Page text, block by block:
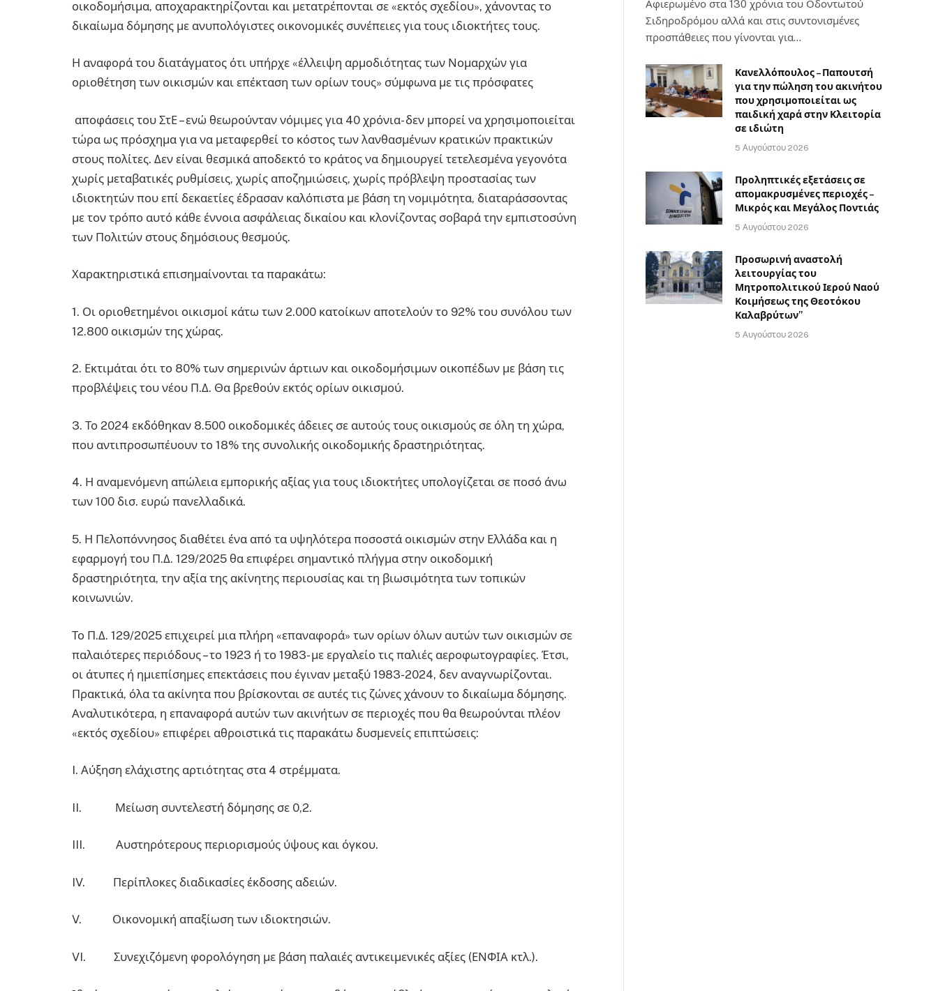
οικοδομήσιμα, αποχαρακτηρίζονται και μετατρέπονται σε «εκτός σχεδίου», χάνοντας το
δικαίωμα δόμησης με ανυπολόγιστες οικονομικές συνέπειες για τους ιδιοκτήτες τους.
Η αναφορά του διατάγματος ότι υπήρχε «έλλειψη αρμοδιότητας των Νομαρχών για
οριοθέτηση των οικισμών και επέκταση των ορίων τους» σύμφωνα με τις πρόσφατες
αποφάσεις του ΣτΕ – ενώ θεωρούνταν νόμιμες για 40 χρόνια- δεν μπορεί να χρησιμοποιείται
τώρα ως πρόσχημα για να μεταφερθεί το κόστος των λανθασμένων κρατικών πρακτικών
στους πολίτες. Δεν είναι θεσμικά αποδεκτό το κράτος να δημιουργεί τετελεσμένα γεγονότα
χωρίς μεταβατικές ρυθμίσεις, χωρίς αποζημιώσεις, χωρίς πρόβλεψη προστασίας των
ιδιοκτητών που επί δεκαετίες έδρασαν καλόπιστα με βάση τη νομιμότητα, διαταράσσοντας
με τον τρόπο αυτό κάθε έννοια ασφάλειας δικαίου και κλονίζοντας σοβαρά την εμπιστοσύνη
των Πολιτών στους δημόσιους θεσμούς.
Χαρακτηριστικά επισημαίνονται τα παρακάτω:
1. Οι οριοθετημένοι οικισμοί κάτω των 2.000 κατοίκων αποτελούν το 92% του συνόλου των
12.800 οικισμών της χώρας.
2. Εκτιμάται ότι το 80% των σημερινών άρτιων και οικοδομήσιμων οικοπέδων με βάση τις
προβλέψεις του νέου Π.Δ. Θα βρεθούν εκτός ορίων οικισμού.
3. Το 2024 εκδόθηκαν 8.500 οικοδομικές άδειες σε αυτούς τους οικισμούς σε όλη τη χώρα,
που αντιπροσωπέυουν το 18% της συνολικής οικοδομικής δραστηριότητας.
4. Η αναμενόμενη απώλεια εμπορικής αξίας για τους ιδιοκτήτες υπολογίζεται σε ποσό άνω
των 100 δισ. ευρώ πανελλαδικά.
5. Η Πελοπόννησος διαθέτει ένα από τα υψηλότερα ποσοστά οικισμών στην Ελλάδα και η
εφαρμογή του Π.Δ. 129/2025 θα επιφέρει σημαντικό πλήγμα στην οικοδομική
δραστηριότητα, την αξία της ακίνητης περιουσίας και τη βιωσιμότητα των τοπικών
κοινωνιών.
Το Π.Δ. 129/2025 επιχειρεί μια πλήρη «επαναφορά» των ορίων όλων αυτών των οικισμών σε
παλαιότερες περιόδους – το 1923 ή το 1983- με εργαλείο τις παλιές αεροφωτογραφίες. Έτσι,
οι άτυπες ή ημιεπίσημες επεκτάσεις που έγιναν μεταξύ 1983-2024, δεν αναγνωρίζονται.
Πρακτικά, όλα τα ακίνητα που βρίσκονται σε αυτές τις ζώνες χάνουν το δικαίωμα δόμησης.
Αναλυτικότερα, η επαναφορά αυτών των ακινήτων σε περιοχές που θα θεωρούνται πλέον
«εκτός σχεδίου» επιφέρει αθροιστικά τις παρακάτω δυσμενείς επιπτώσεις:
I. Αύξηση ελάχιστης αρτιότητας στα 4 στρέμματα.
II. Μείωση συντελεστή δόμησης σε 0,2.
III. Αυστηρότερους περιορισμούς ύψους και όγκου.
IV. Περίπλοκες διαδικασίες έκδοσης αδειών.
V. Οικονομική απαξίωση των ιδιοκτησιών.
VI. Συνεχιζόμενη φορολόγηση με βάση παλαιές αντικειμενικές αξίες (ΕΝΦΙΑ κτλ.).
Αφιερωμένο στα 130 χρόνια του Οδοντωτού
Σιδηροδρόμου αλλά και στις συντονισμένες
προσπάθειες που γίνονται για…
Κανελλόπουλος – Παπουτσή
για την πώληση του ακινήτου
που χρησιμοποιείται ως
παιδική χαρά στην Κλειτορία
σε ιδιώτη
5 Αυγούστου 2026
Προληπτικές εξετάσεις σε
απομακρυσμένες περιοχές –
Μικρός και Μεγάλος Ποντιάς
5 Αυγούστου 2026
Προσωρινή αναστολή
λειτουργίας του
Μητροπολιτικού Ιερού Ναού
Κοιμήσεως της Θεοτόκου
Καλαβρύτων”
5 Αυγούστου 2026